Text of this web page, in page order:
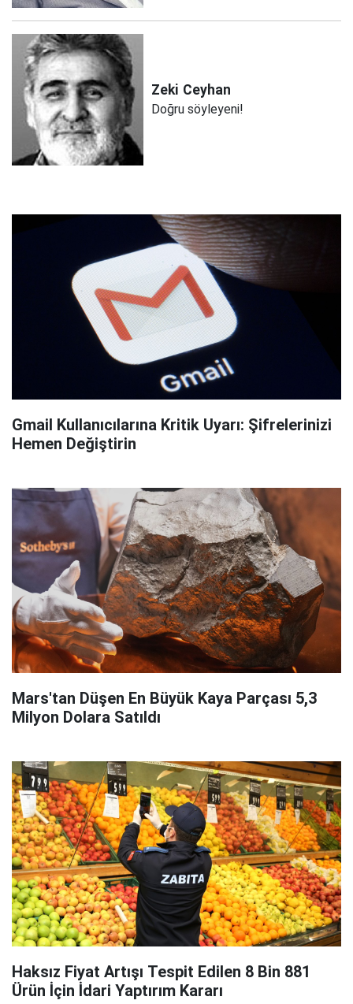
Zeki Ceyhan
Doğru söyleyeni!
Gmail Kullanıcılarına Kritik Uyarı: Şifrelerinizi
Hemen Değiştirin
Mars'tan Düşen En Büyük Kaya Parçası 5,3
Milyon Dolara Satıldı
Haksız Fiyat Artışı Tespit Edilen 8 Bin 881
Ürün İçin İdari Yaptırım Kararı